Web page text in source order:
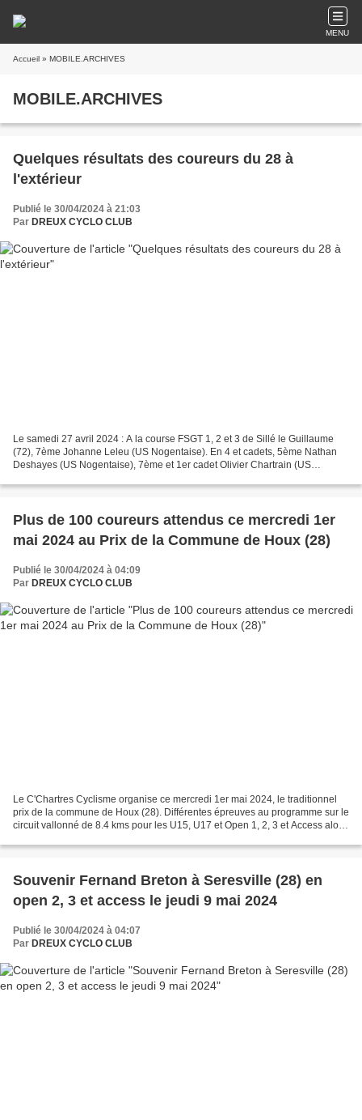
MENU
Accueil » MOBILE.ARCHIVES
MOBILE.ARCHIVES
Quelques résultats des coureurs du 28 à
l'extérieur
Publié le 30/04/2024 à 21:03
Par DREUX CYCLO CLUB
Le samedi 27 avril 2024 : A la course FSGT 1, 2 et 3 de Sillé le Guillaume
(72), 7ème Johanne Leleu (US Nogentaise). En 4 et cadets, 5ème Nathan
Deshayes (US Nogentaise), 7ème et 1er cadet Olivier Chartrain (US
Plus de 100 coureurs attendus ce mercredi 1er
mai 2024 au Prix de la Commune de Houx (28)
Publié le 30/04/2024 à 04:09
Par DREUX CYCLO CLUB
Le C'Chartres Cyclisme organise ce mercredi 1er mai 2024, le traditionnel
prix de la commune de Houx (28). Différentes épreuves au programme sur le
circuit vallonné de 8.4 kms pour les U15, U17 et Open 1, 2, 3 et Access alors
Souvenir Fernand Breton à Seresville (28) en
open 2, 3 et access le jeudi 9 mai 2024
Publié le 30/04/2024 à 04:07
Par DREUX CYCLO CLUB